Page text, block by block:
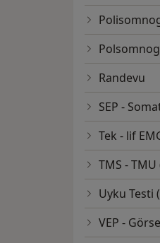
Randevu
SEP -
Tek - lif
TMS -
Uyku Testi
VEP -